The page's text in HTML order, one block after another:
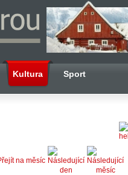
Kultura Sport